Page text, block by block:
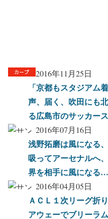
2016年11月25日
「京都もスタジアム
声、届く、吹田にも
る広島市のサッカー
2016年07月16日
浅野拓磨は風になる
吸ってアーセナルへ
界を相手に風になる
2016年04月05日
ＡＣＬ１次リーグ折
アウェーでブリーラ